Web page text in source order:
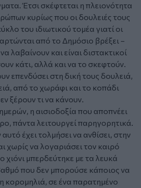
Έτσι σκέφτεται η πλειονότητα
κυρίως που οι δουλειές τους
του ιδιωτικού τομέα γιατί οι
από το Δημόσιο βρέξει –
λαβαίνουν και είναι διστακτικοί
κάτι, αλλά και να το σκεφτούν.
επενδύσει στη δική τους δουλειά,
από το χωράφι και το κοπάδι
ξέρουν τι να κάνουν.
η αισιοδοξία που αποπνέει
πάντα λειτουργεί παρηγορητικά.
έχει τολμήσει να ανθίσει, στην
χωρίς να λογαριάσει τον καιρό
χιόνι μπερδεύτηκε με τα λευκά
που δεν μπορούσε κάποιος να
κορομηλιά, σε ένα παρατημένο